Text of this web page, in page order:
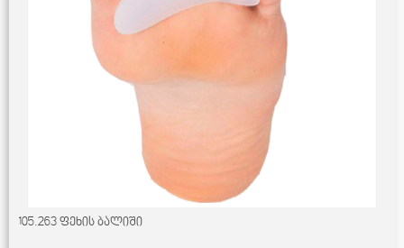
105.263 ფეხის ბალიში